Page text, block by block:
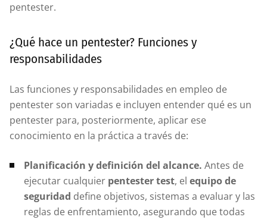
pentester.
¿Qué hace un pentester? Funciones y
responsabilidades
Las funciones y responsabilidades en empleo de
pentester son variadas e incluyen entender qué es un
pentester para, posteriormente, aplicar ese
conocimiento en la práctica a través de:
Planificación y definición del alcance. Antes de
ejecutar cualquier pentester test, el equipo de
seguridad define objetivos, sistemas a evaluar y las
reglas de enfrentamiento, asegurando que todas